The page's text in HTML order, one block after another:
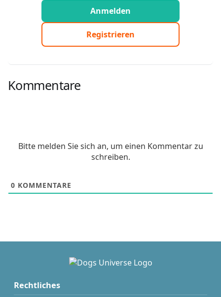
Anmelden
Registrieren
Kommentare
Bitte melden Sie sich an, um einen Kommentar zu
schreiben.
0 KOMMENTARE
Rechtliches